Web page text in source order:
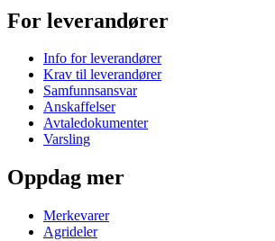
For leverandører
Info for leverandører
Krav til leverandører
Samfunnsansvar
Anskaffelser
Avtaledokumenter
Varsling
Oppdag mer
Merkevarer
Agrideler